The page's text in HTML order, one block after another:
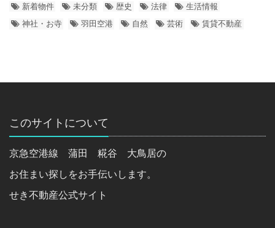
新着物件
未分類 歴史 法律
生活情報
神社・お寺
羽田空港 自然 芸術 賃貸不動産
このサイトについて
京急空港線 蒲田 糀谷 大鳥居の
お住まい探しをお手伝いします。
せき不動産公式サイト